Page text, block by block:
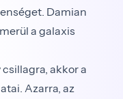
Damian
a galaxis
akkor a
Azarra, az